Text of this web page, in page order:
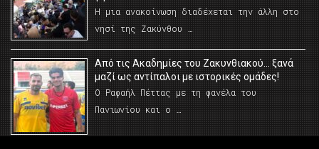
Η μια ανακοίνωση διαδέχεται την άλλη στο
νησί της Ζακύνθου …
Από τις Ακαδημίες του Ζακυνθιακού… ξανά
μαζί ως αντίπαλοι με ιστορικές ομάδες!
Ο Ραφαήλ Πέττας με τη φανέλα του
Πανιωνίου και ο …